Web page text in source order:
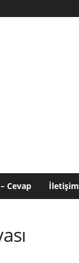
Cevap İletişim